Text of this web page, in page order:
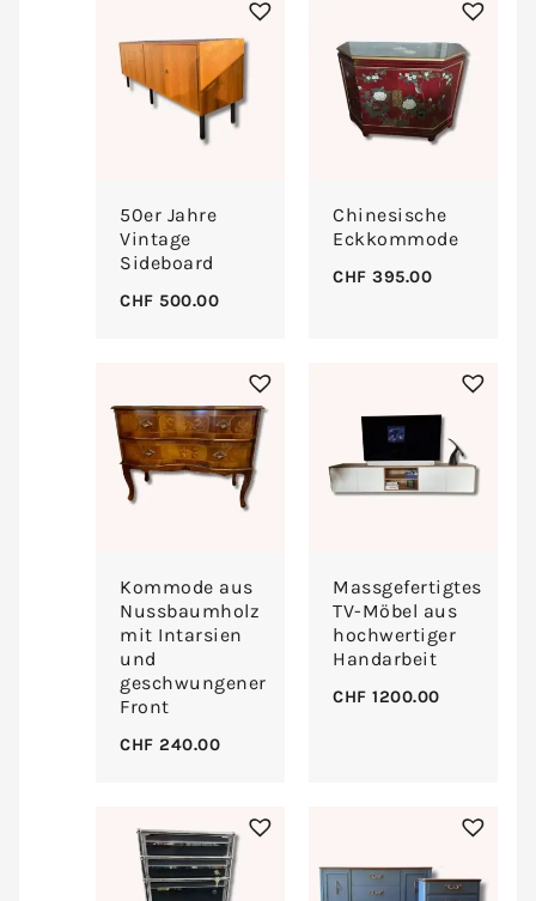
50er Jahre
Vintage
Sideboard
CHF 500.00
Chinesische
Eckkommode
CHF 395.00
Kommode aus
Nussbaumholz
mit Intarsien
und
geschwungener
Front
CHF 240.00
Massgefertigtes
TV-Möbel aus
hochwertiger
Handarbeit
CHF 1200.00